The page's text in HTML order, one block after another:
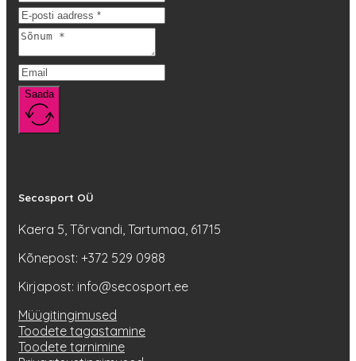
Saada
Secosport OÜ
Kaera 5, Tõrvandi, Tartumaa, 61715
Kõnepost: +372 529 0988
Kirjapost: info@secosport.ee
Müügitingimused
Toodete tagastamine
Toodete tarnimine